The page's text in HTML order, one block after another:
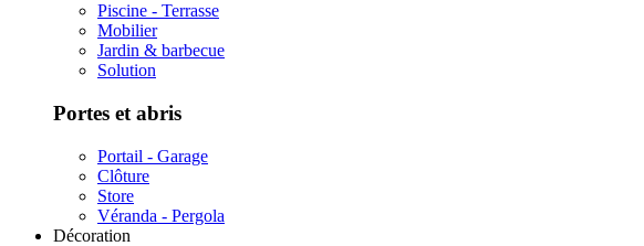
Piscine - Terrasse
Mobilier
Jardin & barbecue
Solution
Portes et abris
Portail - Garage
Clôture
Store
Véranda - Pergola
Décoration